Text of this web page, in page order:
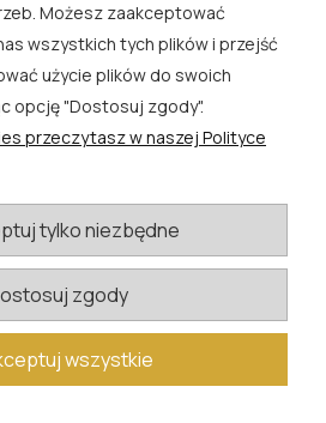
SKLEP
EXTRA
BLOGU
prosimy o kontakt
Możesz zaakceptować
wszystkich tych plików i przejść
użycie plików do swoich
opcję "Dostosuj zgody".
przeczytasz w naszej Polityce
tylko niezbędne
zgody
wszystkie